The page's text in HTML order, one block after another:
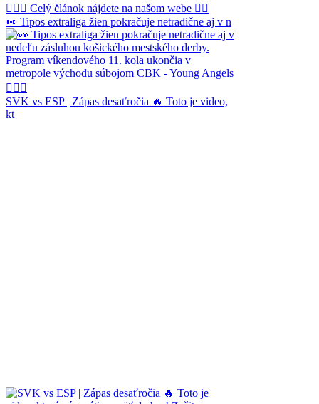
👀 Tipos extraliga žien pokračuje netradične aj v n
SVK vs ESP | Zápas desaťročia 🔥 Toto je video,
kt